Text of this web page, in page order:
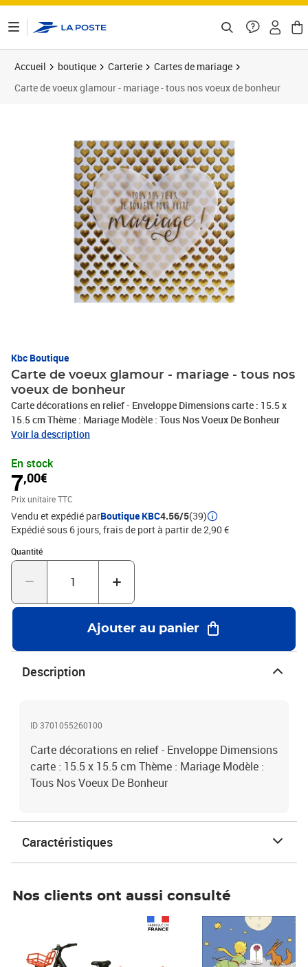
Accueil boutique Carterie
Cartes de mariage
Carte de voeux glamour - mariage - tous nos voeux de bonheur
Kbc Boutique
Carte de voeux glamour - mariage - tous nos
voeux de bonheur
Carte décorations en relief - Enveloppe Dimensions carte : 15.5 x
15.5 cm Thème : Mariage Modèle : Tous Nos Voeux De Bonheur
Voir la description
En stock
7,00€
Prix unitaire TTC
Vendu et expédié parBoutique KBC4.56/5(39)
Expédié sous 6 jours, frais de port à partir de 2,90 €
Quantité
Quantité : 1
Ajouter au panier
Description
ID 3701055260100
Carte décorations en relief - Enveloppe Dimensions
carte : 15.5 x 15.5 cm Thème : Mariage Modèle :
Tous Nos Voeux De Bonheur
Caractéristiques
Nos clients ont aussi consulté
Prix 7,50€